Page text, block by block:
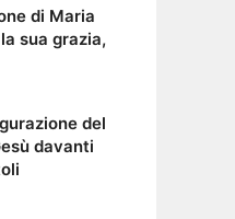
di Maria
sua grazia,
del
davanti